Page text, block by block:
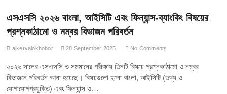
এসএসসি ২০২৬ বাংলা, আইসিটি এবং ফিন্যান্স-ব্যাংকিং বিষয়ের
প্রশ্নকাঠামো ও নম্বর বিভাজন পরিবর্তন
ajkervalokhobor 28 September 2025 No Comments
২০২৬ সালের এসএসসি ও সমমানের পরীক্ষায় তিনটি বিষয়ে প্রশ্নকাঠামো ও নম্বর
বিভাজনে পরিবর্তন আনা হয়েছে। বিষয়গুলো হলো বাংলা, আইসিটি (তথ্য ও
যোগাযোগপ্রযুক্তি) এবং ফিন্যান্স ও…